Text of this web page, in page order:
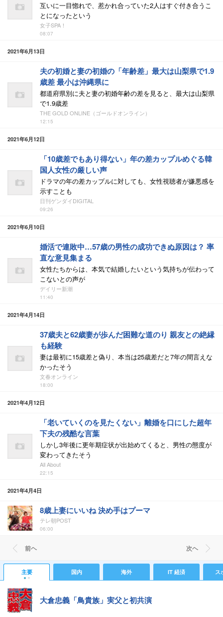
互いに一目惚れで、惹かれ合っていた2人はすぐ付き合うこ
とになったという
女子SPA！
08:07
2021年6月13日
夫の初婚と妻の初婚の「年齢差」最大は山梨県で1.9
歳差 最小は沖縄県に
都道府県別に夫と妻の初婚年齢の差を見ると、最大は山梨県
で1.9歳差
THE GOLD ONLINE（ゴールドオンライン）
12:15
2021年6月12日
「10歳差でもあり得ない」年の差カップルめぐる韓
国人女性の厳しい声
ドラマの年の差カップルに対しても、女性視聴者が嫌悪感を
示すことも
日刊ゲンダイDIGITAL
09:26
2021年6月10日
婚活で連敗中…57歳の男性の成功できぬ原因は？ 率
直な意見集まる
女性たちからは、本気で結婚したいという気持ちが伝わって
こないとの声が
デイリー新潮
11:40
2021年4月14日
37歳夫と62歳妻が歩んだ困難な道のり 親友との絶縁
も経験
妻は最初に15歳差と偽り、本当は25歳差だと7年の間言えな
かったそう
文春オンライン
18:00
2021年4月12日
「老いていくのを見たくない」離婚を口にした超年
下夫の残酷な言葉
しかし3年後に更年期症状が出始めてくると、男性の態度が
変わってきたそう
All About
22:15
2021年4月4日
8歳上妻にいいね 決め手はプーマ
テレ朝POST
06:00
前ヘ 次ヘ
主要 国内 海外 IT 経済 ス
大倉忠義「鳥貴族」実父と初共演